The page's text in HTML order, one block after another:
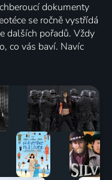
dokumenty
se ročně vystřídá
dalších pořadů. Vždy
co vás baví. Navíc